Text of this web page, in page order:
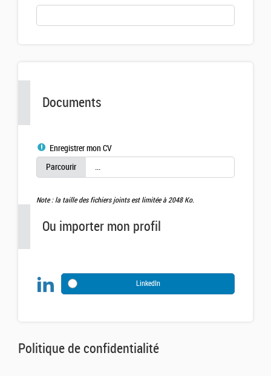
Politique de confidentialité
Documents
Enregistrer mon CV
Note : la taille des fichiers joints est limitée à 2048 Ko.
Ou importer mon profil
LinkedIn